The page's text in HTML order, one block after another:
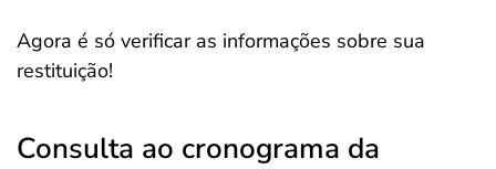
Agora é só verificar as informações sobre sua
restituição!
Consulta ao cronograma da